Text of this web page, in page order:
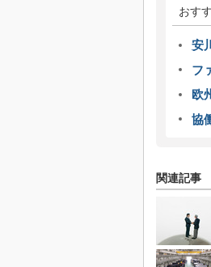
おす
安
フ
欧
協
関連記事